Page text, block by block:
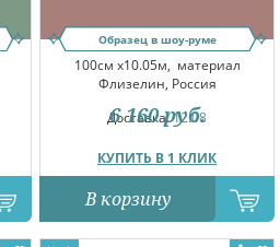
Образец в шоу-руме
100см x10.05м, материал
Флизелин, Россия
Доставка:12.08
КУПИТЬ В 1 КЛИК
6 160 руб.
В корзину